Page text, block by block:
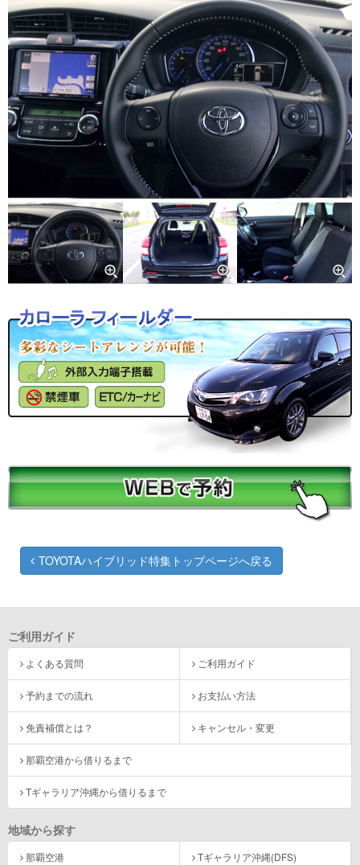
TOYOTAハイブリッド特集トップページへ戻る
ご利用ガイド
よくある質問 ご利用ガイド
予約までの流れ お支払い方法
免責補償とは？ キャンセル・変更
那覇空港から借りるまで
Tギャラリア沖縄から借りるまで
地域から探す
那覇空港 Tギャラリア沖縄(DFS)